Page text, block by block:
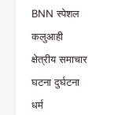
BNN स्पेशल
कलुआही
क्षेत्रीय समाचार
घटना दुर्घटना
धर्म